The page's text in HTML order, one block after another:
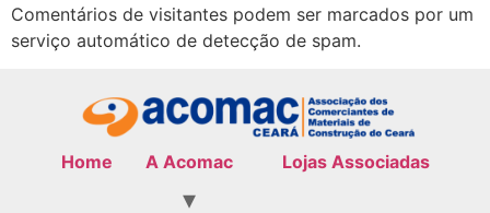
Comentários de visitantes podem ser marcados por um
serviço automático de detecção de spam.
Home A Acomac Lojas Associadas